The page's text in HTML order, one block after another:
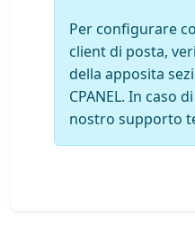
Per configurare
client di posta,
della apposita
CPANEL. In caso
nostro supporto